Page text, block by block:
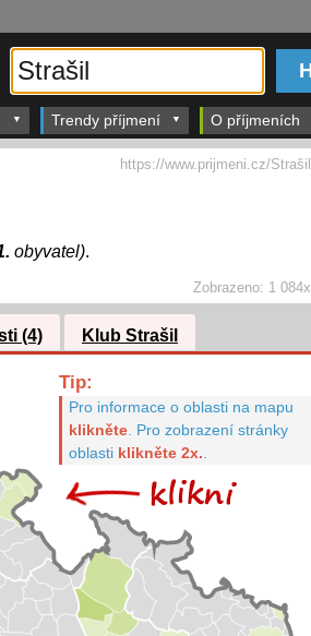
Trendy příjmení O příjmeních
Zobrazeno: 1 084x
obyvatel).
https://www.prijmeni.cz/Strašil
(4) Klub Strašil
Tip:
Pro informace o oblasti na mapu
klikněte. Pro zobrazení stránky
oblasti klikněte 2x.